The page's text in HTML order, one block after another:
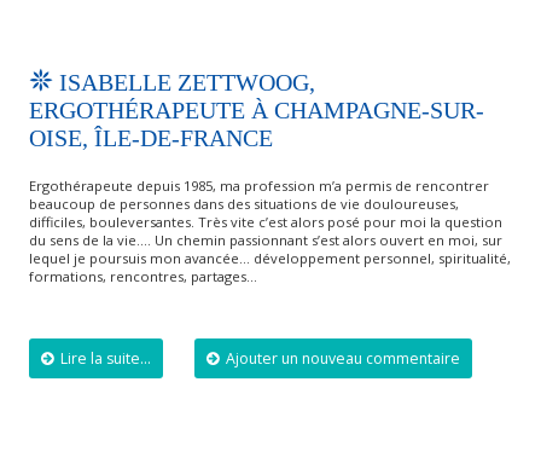
ISABELLE ZETTWOOG,
ERGOTHÉRAPEUTE À CHAMPAGNE-SUR-
OISE, ÎLE-DE-FRANCE
Ergothérapeute depuis 1985, ma profession m’a permis de rencontrer
beaucoup de personnes dans des situations de vie douloureuses,
difficiles, bouleversantes. Très vite c’est alors posé pour moi la question
du sens de la vie…. Un chemin passionnant s’est alors ouvert en moi, sur
lequel je poursuis mon avancée… développement personnel, spiritualité,
formations, rencontres, partages…
Lire la suite... Ajouter un nouveau commentaire